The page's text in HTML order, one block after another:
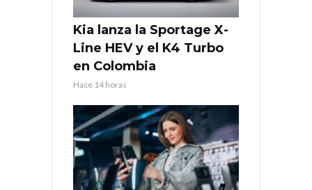
Kia lanza la Sportage X-
Line HEV y el K4 Turbo
en Colombia
Hace 14 horas